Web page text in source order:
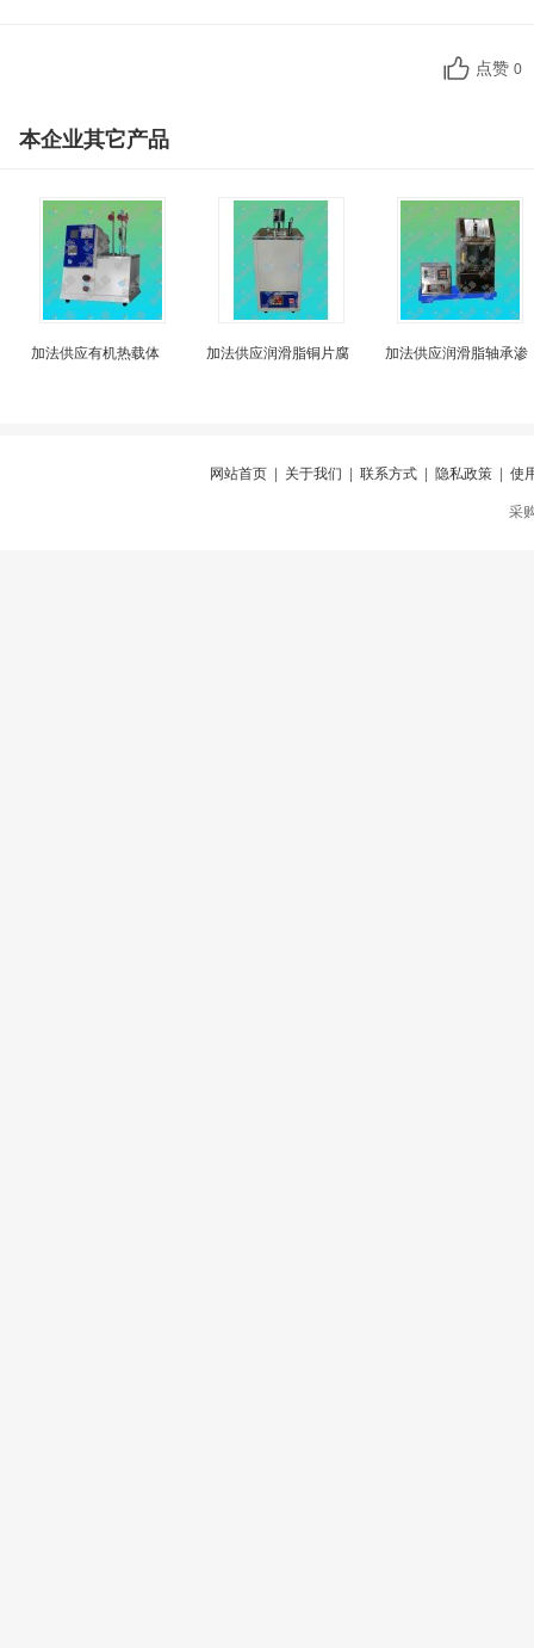
点赞 0
本企业其它产品
加法供应有机热载体 加法供应润滑脂铜片腐 加法供应润滑脂轴承渗
网站首页| 关于我们 联系方式| 隐私政策| 使
采